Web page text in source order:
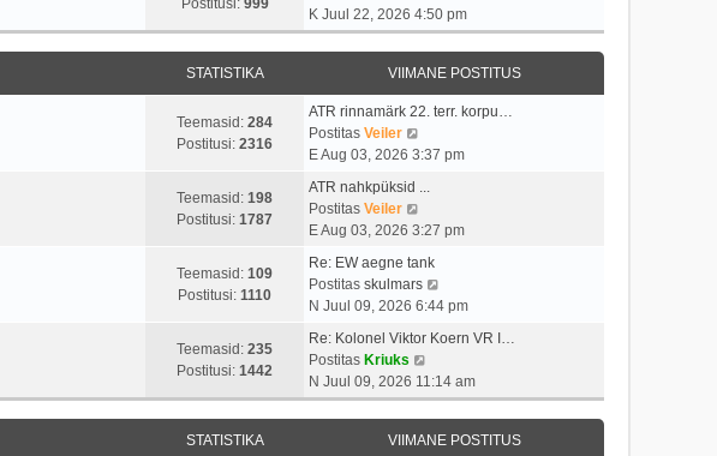
u
s
t
t
t
s
m
a
s
t
p
o
t
u
t
v
i
a
s
t
o
s
t
i
t
u
t
Postitusi: 999
a
a
t
a
v
i
i
m
s
t
o
s
t
i
t
u
s
t
K Juul 22, 2026 4:50 pm
STATISTIKA VIIMANE POSTITUS
Teemasid: 284
Postitusi: 2316
ATR rinnamärk 22. terr. korpu…
Postitas Veiler
a
t
v
i
i
m
s
t
p
s
E Aug 03, 2026 3:37 pm
Teemasid: 198
Postitusi: 1787
ATR nahkpüksid ...
Postitas Veiler
a
t
a
v
i
i
m
a
s
t
E Aug 03, 2026 3:27 pm
Teemasid: 109
Postitusi: 1110
Re: EW aegne tank
Postitas skulmars
a
t
v
i
N Juul 09, 2026 6:44 pm
Teemasid: 235
Postitusi: 1442
Re: Kolonel Viktor Koern VR I…
Postitas Kriuks
a
a
t
a
N Juul 09, 2026 11:14 am
STATISTIKA VIIMANE POSTITUS